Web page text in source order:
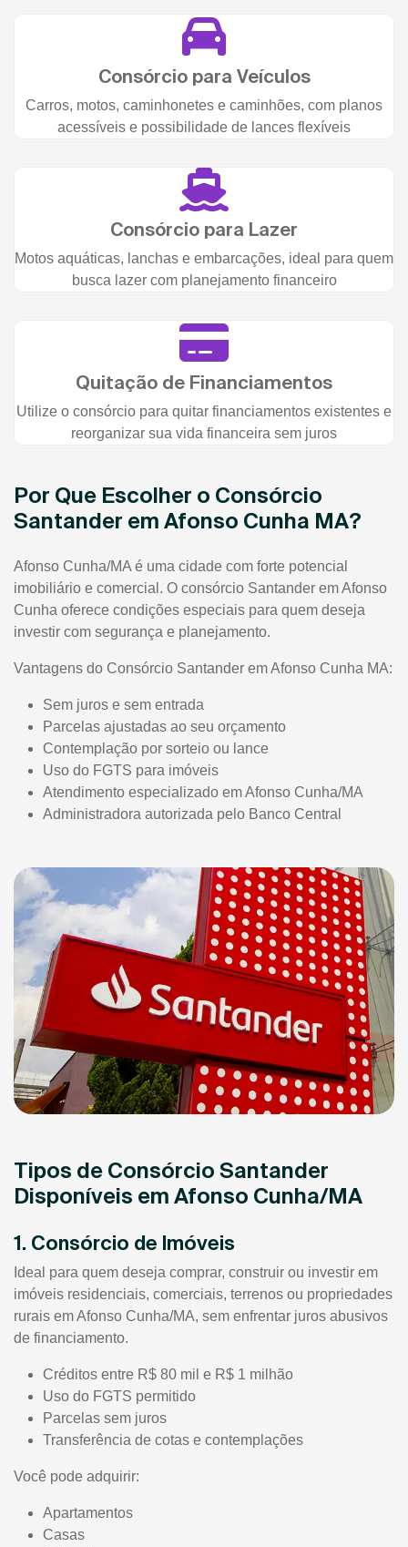
Consórcio para Veículos
Carros, motos, caminhonetes e caminhões, com planos
acessíveis e possibilidade de lances flexíveis
Consórcio para Lazer
Motos aquáticas, lanchas e embarcações, ideal para quem
busca lazer com planejamento financeiro
Quitação de Financiamentos
Utilize o consórcio para quitar financiamentos existentes e
reorganizar sua vida financeira sem juros
Por Que Escolher o Consórcio
Santander em Afonso Cunha MA?
Afonso Cunha/MA é uma cidade com forte potencial
imobiliário e comercial. O consórcio Santander em Afonso
Cunha oferece condições especiais para quem deseja
investir com segurança e planejamento.
Vantagens do Consórcio Santander em Afonso Cunha MA:
Sem juros e sem entrada
Parcelas ajustadas ao seu orçamento
Contemplação por sorteio ou lance
Uso do FGTS para imóveis
Atendimento especializado em Afonso Cunha/MA
Administradora autorizada pelo Banco Central
Tipos de Consórcio Santander
Disponíveis em Afonso Cunha/MA
1. Consórcio de Imóveis
Ideal para quem deseja comprar, construir ou investir em
imóveis residenciais, comerciais, terrenos ou propriedades
rurais em Afonso Cunha/MA, sem enfrentar juros abusivos
de financiamento.
Créditos entre R$ 80 mil e R$ 1 milhão
Uso do FGTS permitido
Parcelas sem juros
Transferência de cotas e contemplações
Você pode adquirir:
Apartamentos
Casas